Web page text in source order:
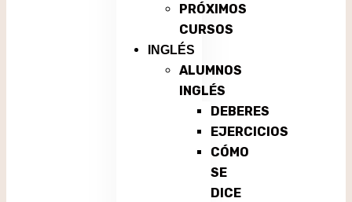
PRÓXIMOS
CURSOS
INGLÉS
ALUMNOS
INGLÉS
DEBERES
EJERCICIOS
CÓMO
SE
DICE